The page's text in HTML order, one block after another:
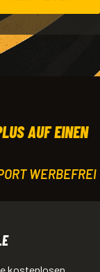
AUF EINEN
WERBEFREI